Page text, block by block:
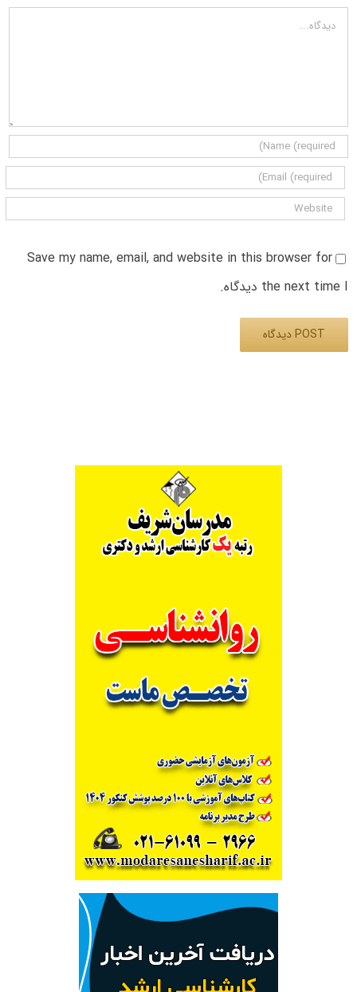
دیدگاه
Save my name, email, and website in this browser for
the next time I دیدگاه.